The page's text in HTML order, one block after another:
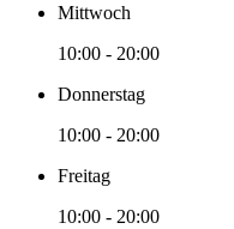
Mittwoch
10:00 - 20:00
Donnerstag
10:00 - 20:00
Freitag
10:00 - 20:00